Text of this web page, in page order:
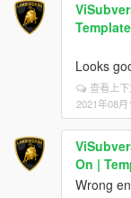
Looks
查看上
2021年08月
On |
Wrong